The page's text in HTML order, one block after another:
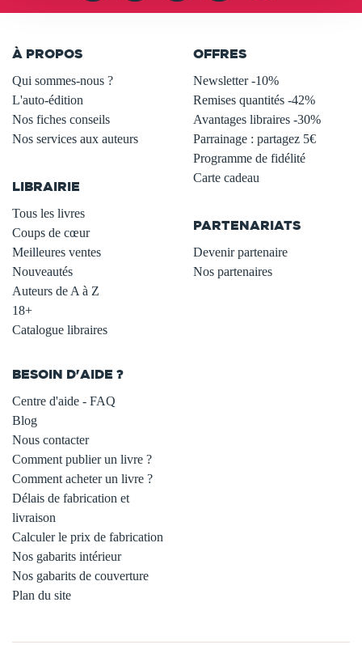
À PROPOS
Qui sommes-nous ?
L'auto-édition
Nos fiches conseils
Nos services aux auteurs
LIBRAIRIE
Tous les livres
Coups de cœur
Meilleures ventes
Nouveautés
Auteurs de A à Z
18+
Catalogue libraires
OFFRES
Newsletter -10%
Remises quantités -42%
Avantages libraires -30%
Parrainage : partagez 5€
Programme de fidélité
Carte cadeau
PARTENARIATS
Devenir partenaire
Nos partenaires
BESOIN D'AIDE ?
Centre d'aide - FAQ
Blog
Nous contacter
Comment publier un livre ?
Comment acheter un livre ?
Délais de fabrication et
livraison
Calculer le prix de fabrication
Nos gabarits intérieur
Nos gabarits de couverture
Plan du site